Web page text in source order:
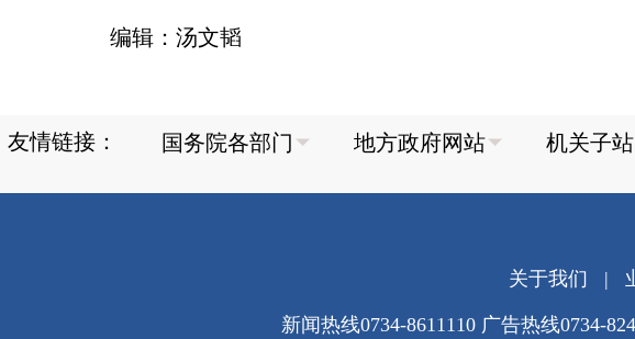
编辑：汤文韬
友情链接：
关于我们 |
新闻热线0734-8611110 广告热线0734-